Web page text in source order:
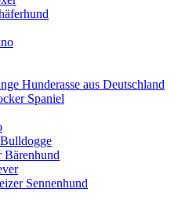
Hunderasse aus Deutschland
Spaniel
Bärenhund
Sennenhund